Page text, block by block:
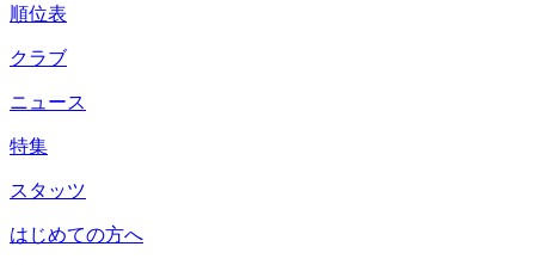
順位表
クラブ
ニュース
特集
スタッツ
はじめての方へ